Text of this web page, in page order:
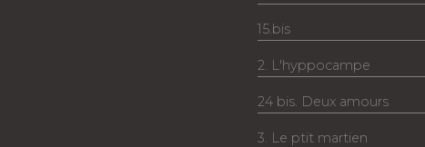
15.bis
2. L'hyppocampe
24 bis. Deux amours
3. Le ptit martien